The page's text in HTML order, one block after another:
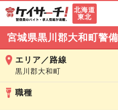
北海道
東北
宮城県黒川郡大和町警
エリア／路線
黒川郡大和町
職種